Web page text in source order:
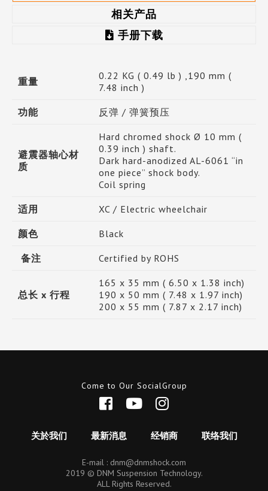
相关产品
手册下载
重量
0.22 KG ( 0.49 lb ) ,190 mm (
7.48 inch )
功能 反弹 / 弹簧预压
避震器轴心材
质
Hard chromed shock Ø 10 mm (
0.39 inch ) shaft.
Dark hard-anodized AL-6061 “in
one piece” shock body.
Coil spring
适用 XC / Electric wheelchair
颜色 Black
备注 Certified by ROHS
总长 x 行程
165 x 35 mm ( 6.50 x 1.38 inch)
190 x 50 mm ( 7.48 x 1.97 inch)
200 x 55 mm ( 7.87 x 2.17 inch)
Come to Our SocialGroup
关於我们 最新消息 经销商 联络我们
E-mail : dnm@dnmshock.com
2019 © DNM Suspension Technology.
ALL Rights Reserved.